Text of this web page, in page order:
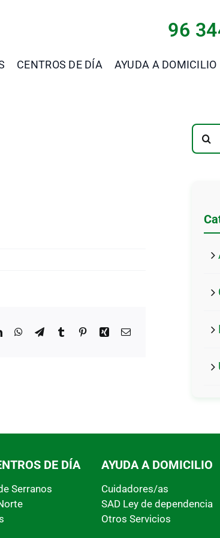
96
CENTROS DE DÍA AYUDA A DOMICILIO
LinkedInWhatsApp
TelegramTumblrPinterestXing Correo
DE DÍA
Serranos
AYUDA A DOMICILIO
Cuidadores/as
SAD Ley de dependencia
Otros Servicios